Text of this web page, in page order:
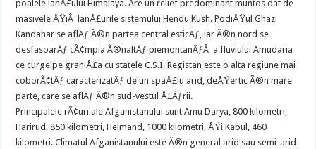
poalele lanÅ£ului Himalaya. Are un relief predominant muntos dat de
masivele ÅŸiÂ lanÅ£urile sistemului Hendu Kush. PodiÅŸul Ghazi
Kandahar se aflÄƒ Ã®n partea central esticÄƒ, iar Ã®n nord se
desfasoarÄƒ cÃ¢mpia Ã®naltÄƒ piemontanÄƒÂ a fluviului Amudaria
ce curge pe graniÅ£a cu statele C.S.I. Registan este o alta regiune mai
coborÃ¢tÄƒ caracterizatÄƒ de un spaÅ£iu arid, deÅŸertic Ã®n mare
parte, care se aflÄƒ Ã®n sud-vestul Å£Äƒrii.
Principalele rÃ¢uri ale Afganistanului sunt Amu Darya, 800 kilometri,
Harirud, 850 kilometri, Helmand, 1000 kilometri, ÅŸi Kabul, 460
kilometri. Climatul Afganistanului este Ã®n general arid sau semi-arid